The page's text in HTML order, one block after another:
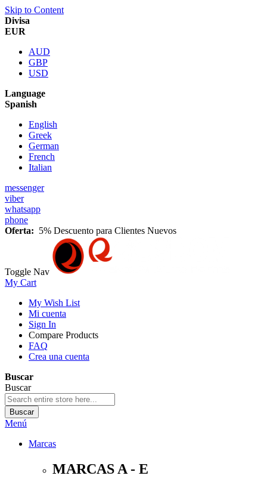
Skip to Content
Divisa
EUR
AUD
GBP
USD
Language
Spanish
English
Greek
German
French
Italian
messenger
viber
whatsapp
phone
Oferta: 5% Descuento para Clientes Nuevos
Toggle Nav
My Cart
My Wish List
Mi cuenta
Sign In
Compare Products
FAQ
Crea una cuenta
Buscar
Buscar
Buscar
Menú
Marcas
MARCAS A - E